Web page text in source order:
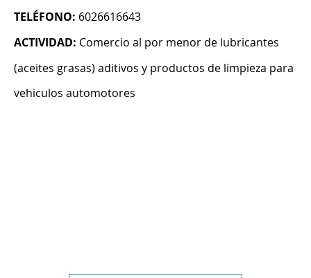
TELÉFONO: 6026616643
ACTIVIDAD: Comercio al por menor de lubricantes
(aceites grasas) aditivos y productos de limpieza para
vehiculos automotores